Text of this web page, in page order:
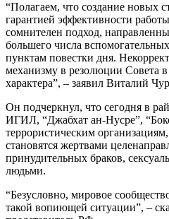
“Полагаем, что создание новых
гарантией эффективности
сомнителен подход,
большего числа
пунктам повестки дня.
механизму в резолюции Совета
характера”, – заявил Виталий
Он подчеркнул, что сегодня в
ИГИЛ, “Джабхат ан-Нусре”,
террористическим
становятся жертвами
принудительных браков,
людьми.
“Безусловно, мировое
такой вопиющей ситуации”, –